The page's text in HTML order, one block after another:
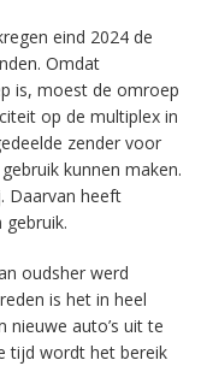
eind 2024 de
Omdat
is, moest de omroep
op de multiplex in
zender voor
kunnen maken.
Daarvan heeft
gebruik.
oudsher werd
is het in heel
nieuwe auto’s uit te
tijd wordt het bereik